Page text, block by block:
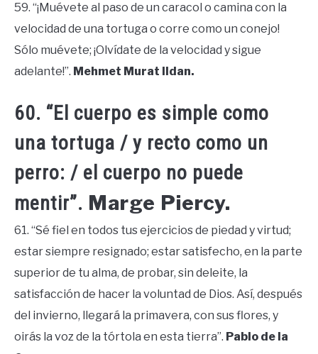
59. “¡Muévete al paso de un caracol o camina con la
velocidad de una tortuga o corre como un conejo!
Sólo muévete; ¡Olvídate de la velocidad y sigue
adelante!”. Mehmet Murat Ildan.
60. “El cuerpo es simple como
una tortuga / y recto como un
perro: / el cuerpo no puede
mentir”. Marge Piercy.
61. “Sé fiel en todos tus ejercicios de piedad y virtud;
estar siempre resignado; estar satisfecho, en la parte
superior de tu alma, de probar, sin deleite, la
satisfacción de hacer la voluntad de Dios. Así, después
del invierno, llegará la primavera, con sus flores, y
oirás la voz de la tórtola en esta tierra”. Pablo de la